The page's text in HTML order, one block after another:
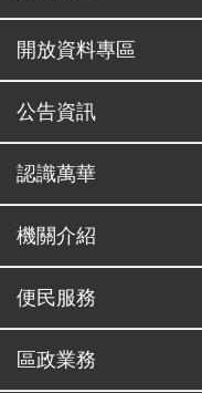
開放資料專區
公告資訊
認識萬華
機關介紹
便民服務
區政業務